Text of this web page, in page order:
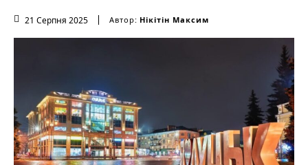
21 Серпня 2025 Автор: Нікітін Максим